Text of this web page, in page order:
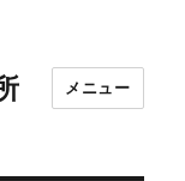
メニュー